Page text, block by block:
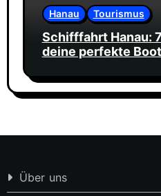
Hanau Tourismus
Schifffahrt Hanau:
deine perfekte
Über uns